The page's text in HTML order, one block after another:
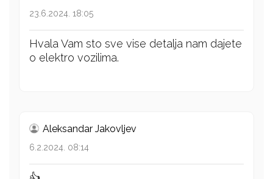
23.6.2024. 18:05
Hvala Vam sto sve vise detalja nam dajete
o elektro vozilima.
Aleksandar Jakovljev
6.2.2024. 08:14